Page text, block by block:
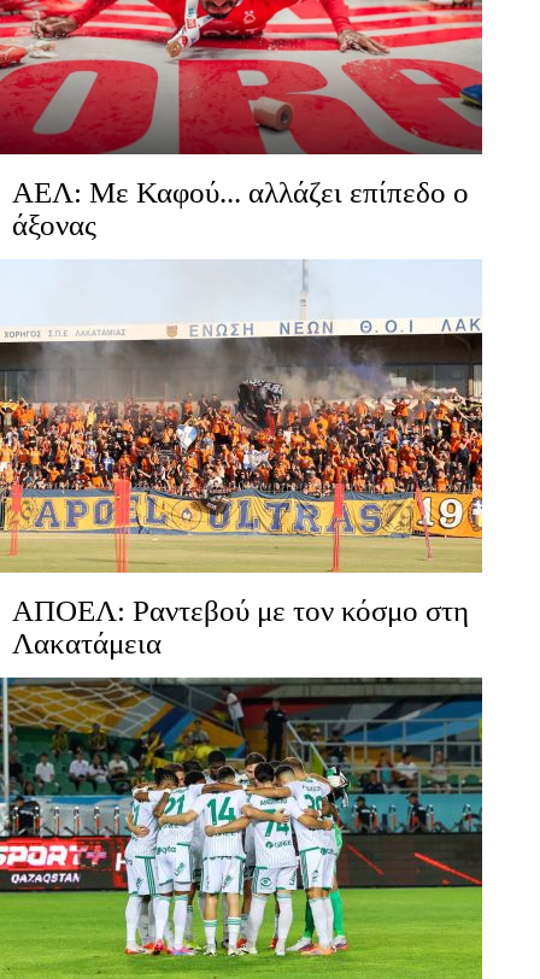
ΑΕΛ: Με Καφού... αλλάζει επίπεδο ο
άξονας
ΑΠΟΕΛ: Ραντεβού με τον κόσμο στη
Λακατάμεια